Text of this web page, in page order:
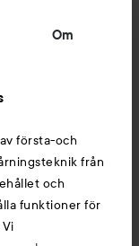
Om
första-och
från
och
funktioner för